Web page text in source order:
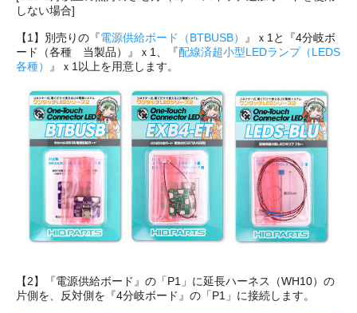
しない場合]
【1】別売りの『電源供給ボード（BTBUSB）
』ｘ1と『4分岐ボ
ード（各種 当製品）』ｘ1、『配線済超小型LEDランプ（LEDS
各種）
』ｘ1以上を用意します。
【2】『電源供給ボード』の「P1」に延長ハーネス（WH10）の
片側を、反対側を『4分岐ボード』の「P1」に接続します。